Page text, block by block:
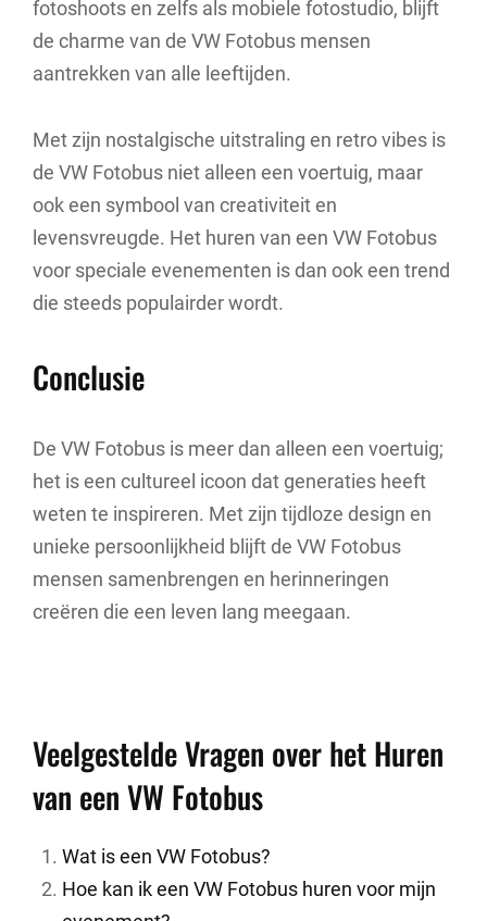
fotoshoots en zelfs als mobiele fotostudio, blijft
de charme van de VW Fotobus mensen
aantrekken van alle leeftijden.
Met zijn nostalgische uitstraling en retro vibes is
de VW Fotobus niet alleen een voertuig, maar
ook een symbool van creativiteit en
levensvreugde. Het huren van een VW Fotobus
voor speciale evenementen is dan ook een trend
die steeds populairder wordt.
Conclusie
De VW Fotobus is meer dan alleen een voertuig;
het is een cultureel icoon dat generaties heeft
weten te inspireren. Met zijn tijdloze design en
unieke persoonlijkheid blijft de VW Fotobus
mensen samenbrengen en herinneringen
creëren die een leven lang meegaan.
Veelgestelde Vragen over het Huren
van een VW Fotobus
Wat is een VW Fotobus?
Hoe kan ik een VW Fotobus huren voor mijn